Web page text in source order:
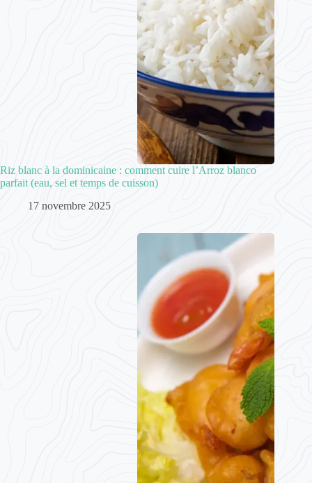
Riz blanc à la dominicaine : comment cuire l’Arroz blanco
parfait (eau, sel et temps de cuisson)
17 novembre 2025